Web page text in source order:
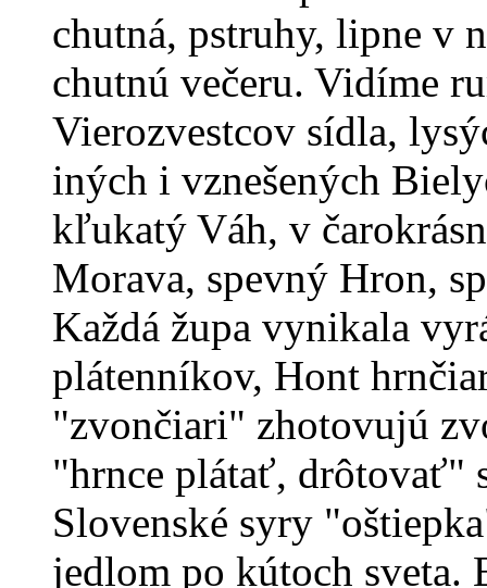
chutná, pstruhy, lipne v
chutnú večeru. Vidíme
Vierozvestcov sídla,
iných i vznešených
kľukatý Váh, v
Morava, spevný Hron,
Každá župa vynikala
plátenníkov, Hont
"zvončiari" zhotovujú
"hrnce plátať, drôtovať"
Slovenské syry
jedlom po kútoch